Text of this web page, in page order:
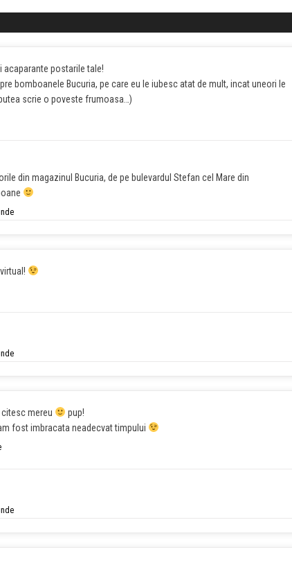
acaparante postarile tale!
bomboanele Bucuria, pe care eu le iubesc atat de mult, incat uneori le
scrie o poveste frumoasa…)
din magazinul Bucuria, de pe bulevardul Stefan cel Mare din
mereu
pup!
fost imbracata neadecvat timpului